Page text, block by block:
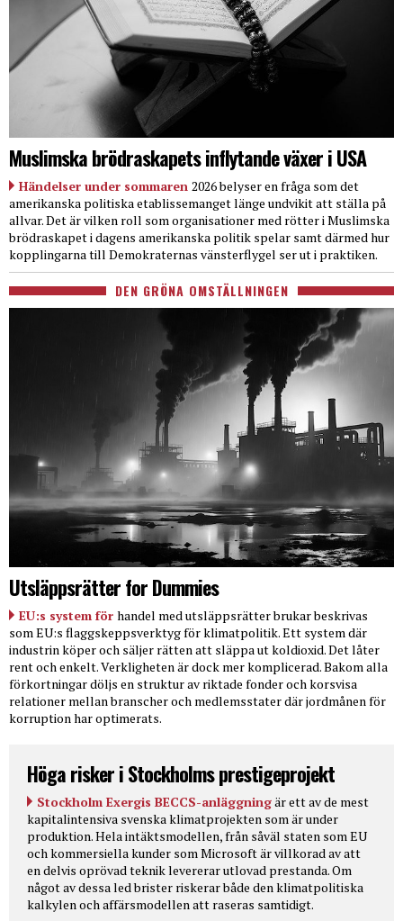
Muslimska brödraskapets inflytande växer i USA
Händelser under sommaren 2026 belyser en fråga som det
amerikanska politiska etablissemanget länge undvikit att ställa på
allvar. Det är vilken roll som organisationer med rötter i Muslimska
brödraskapet i dagens amerikanska politik spelar samt därmed hur
kopplingarna till Demokraternas vänsterflygel ser ut i praktiken.
DEN GRÖNA OMSTÄLLNINGEN
Utsläppsrätter for Dummies
EU:s system för handel med utsläppsrätter brukar beskrivas
som EU:s flaggskeppsverktyg för klimatpolitik. Ett system där
industrin köper och säljer rätten att släppa ut koldioxid. Det låter
rent och enkelt. Verkligheten är dock mer komplicerad. Bakom alla
förkortningar döljs en struktur av riktade fonder och korsvisa
relationer mellan branscher och medlemsstater där jordmånen för
korruption har optimerats.
Höga risker i Stockholms prestigeprojekt
Stockholm Exergis BECCS-anläggningär ett av de mest
kapitalintensiva svenska klimatprojekten som är under
produktion. Hela intäktsmodellen, från såväl staten som EU
och kommersiella kunder som Microsoft är villkorad av att
en delvis oprövad teknik levererar utlovad prestanda. Om
något av dessa led brister riskerar både den klimatpolitiska
kalkylen och affärsmodellen att raseras samtidigt.